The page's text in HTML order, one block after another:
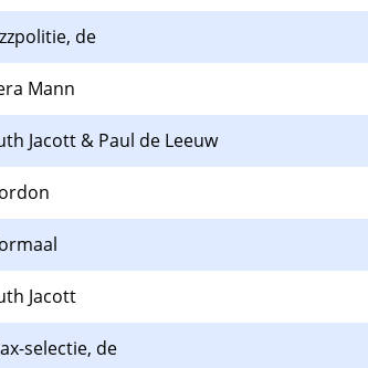
de
Mann
Jacott & Paul de Leeuw
Jacott
selectie, de